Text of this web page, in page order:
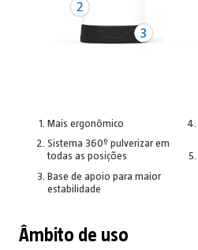
Mais ergonômico
Sistema 360º pulverizar em
todas as posições
Base de apoio para maior
estabilidade
Âmbito de uso